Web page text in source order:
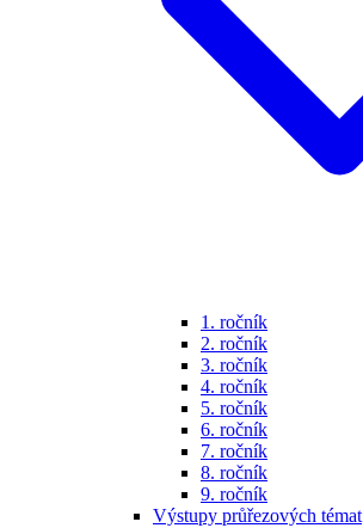
1. ročník
2. ročník
3. ročník
4. ročník
5. ročník
6. ročník
7. ročník
8. ročník
9. ročník
Výstupy průřezových témat